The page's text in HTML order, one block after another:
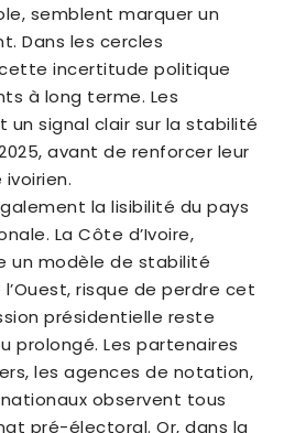
semblent marquer un
Dans les cercles
incertitude politique
à long terme. Les
signal clair sur la stabilité
avant de renforcer leur
la lisibilité du pays
La Côte d’Ivoire,
un modèle de stabilité
risque de perdre cet
présidentielle reste
prolongé. Les partenaires
les agences de notation,
observent tous
pré-électoral. Or, dans la